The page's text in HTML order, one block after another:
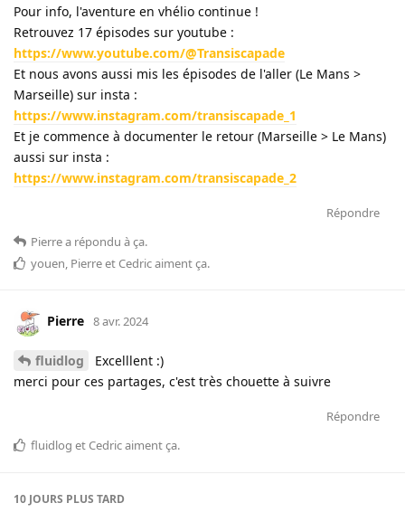
Pour info, l'aventure en vhélio continue !
Retrouvez 17 épisodes sur youtube :
https://www.youtube.com/@Transiscapade
Et nous avons aussi mis les épisodes de l'aller (Le Mans >
Marseille) sur insta :
https://www.instagram.com/transiscapade_1
Et je commence à documenter le retour (Marseille > Le Mans)
aussi sur insta :
https://www.instagram.com/transiscapade_2
Répondre
Pierrea répondu à ça.
youen, Pierreet Cedricaiment ça.
Pierre 8 avr. 2024
fluidlog
Excelllent :)
merci pour ces partages, c'est très chouette à suivre
Répondre
fluidlog et Cedricaiment ça.
10 JOURS PLUS TARD